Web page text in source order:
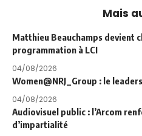
Mais
Matthieu Beauchamps devient
programmation à LCI
04/08/2026
Women@NRJ_Group : le
04/08/2026
Audiovisuel public : l’Arcom
d’impartialité